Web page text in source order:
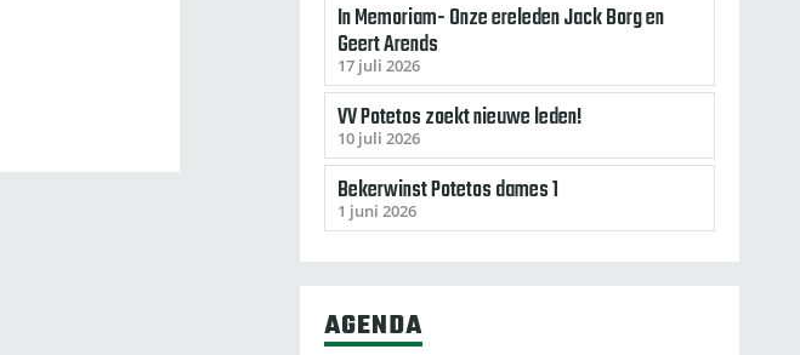
In Memoriam- Onze ereleden Jack Borg en
Geert Arends
17 juli 2026
VV Potetos zoekt nieuwe leden!
10 juli 2026
Bekerwinst Potetos dames 1
1 juni 2026
AGENDA